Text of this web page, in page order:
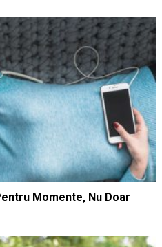
Momente, Nu Doar